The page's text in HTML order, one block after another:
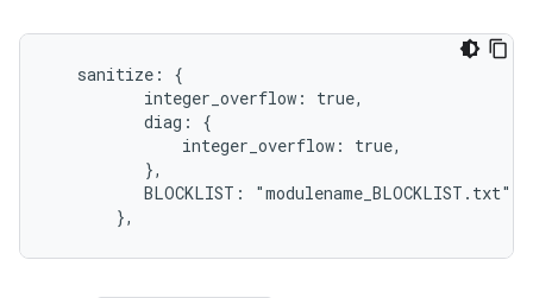
   sanitize: {
          integer_overflow: true,
          diag: {
              integer_overflow: true,
          },
          BLOCKLIST: "modulename_BLOCKLIST.txt",
       },